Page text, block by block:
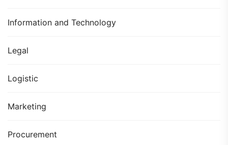
Information and Technology
Legal
Logistic
Marketing
Procurement